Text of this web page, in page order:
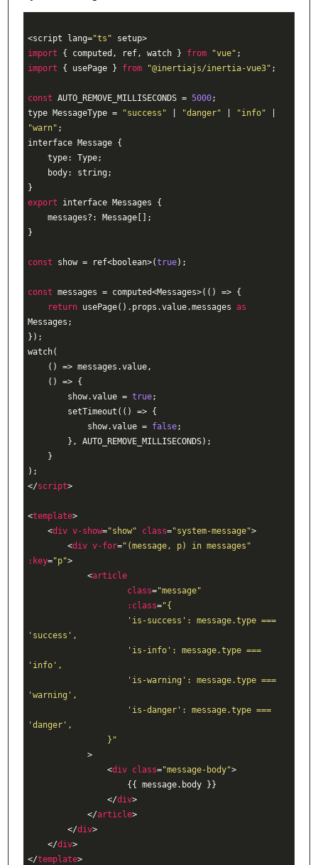
<script lang="ts"
setup>
import { computed, ref, watch } from "vue"
import { usePage } from "@inertiajs/inertia-vue3" ;
const AUTO_REMOVE_MILLISECONDS = 5000;
type MessageType =
"success" "danger" "info"
"warn" ;
interface Message {
export interface Messages {
}
const show = ref<boolean>(true);
const messages = computed<Messages>(() => {
return usePage().props.value.messages as
Messages;
});
watch(
        show.value =
true;
            show.value =
false;
</script>
<template>
<div v-show="show" class="system-message">
<div v-for="(message, p) in messages"
:key="p">
<article
class="message"
:class="{
'success',
'info',
'warning',
'danger',
                }"
            >
<div class="message-body">
</div>
</article>
</div>
</div>
</template>